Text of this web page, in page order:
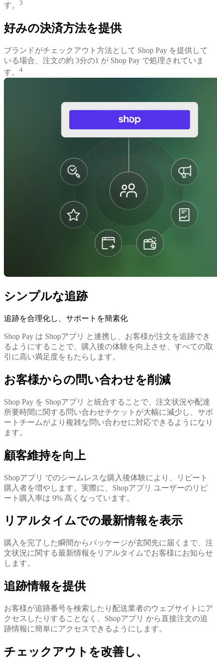
す。 3
好みの決済方法を提供
ブランドがチェックアウト方法として Shop Pay を提供して
いる場合、注文の約 3分の1 が Shop Pay で処理されていま
す。 4
シンプルな追跡
追跡を合理化し、サポートを簡素化
Shop Pay は Shopアプリ と連携し、お客様が注文を追跡でき
るようにすることで、購入後の体験を向上させ、すべての取
引に高い満足度をもたらします。
お客様からの問い合わせを削減
Shop Pay を Shopアプリ と統合することで、注文状況や配達
所要時間に関する問い合わせチケットが大幅に減少し、サポ
ートチームがより複雑な問い合わせに対応できるようになり
ます。
顧客維持を向上
Shopアプリ でのシームレスな購入後体験により、リピート
購入者を増やします。実際に、Shopアプリ ユーザーのリピ
ート購入率は 9% 高くなっています。
リアルタイムでの最新情報を表示
購入を完了した瞬間からパッケージが玄関先に届くまで、注
文状況に関する最新情報をリアルタイムでお客様にお知らせ
します。
追跡情報を提供
お客様が追跡番号を検索したり配送業者のウェブサイトにア
クセスしたりすることなく、Shopアプリ から直接注文の追
跡情報に簡単にアクセスできるようにします。
チェックアウトを改善し、